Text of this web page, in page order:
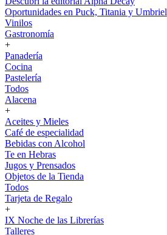
Oportunidades en Puck, Titania y Umbriel
Vinilos
Gastronomía
+
Panadería
Cocina
Pastelería
Todos
Alacena
+
Aceites y Mieles
Café de especialidad
Bebidas con Alcohol
Te en Hebras
Jugos y Prensados
Objetos de la Tienda
Todos
Tarjeta de Regalo
+
IX Noche de las Librerías
Talleres